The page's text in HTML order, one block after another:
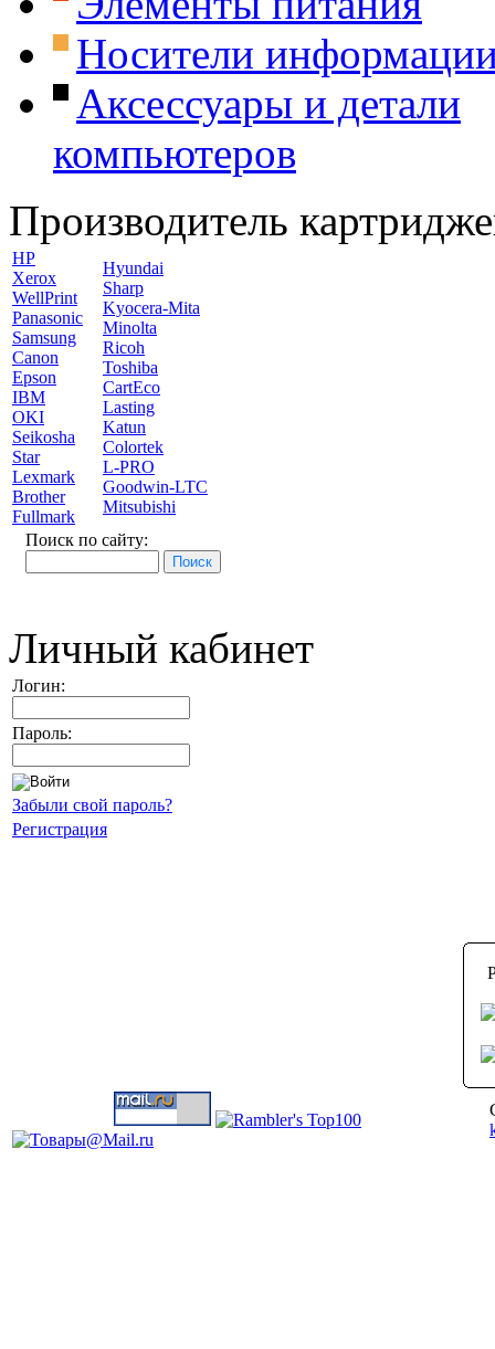
Носители
Аксессуары и детали
компьютеров
Производитель
HP
Xerox
WellPrint
Panasonic
Samsung
Canon
Epson
IBM
OKI
Seikosha
Star
Lexmark
Brother
Fullmark
Hyundai
Sharp
Kyocera-Mita
Minolta
Ricoh
Toshiba
CartEco
Lasting
Katun
Colortek
L-PRO
Goodwin-LTC
Mitsubishi
Поиск по сайту:
Личный кабинет
Логин:
Пароль:
Забыли свой пароль?
Регистрация